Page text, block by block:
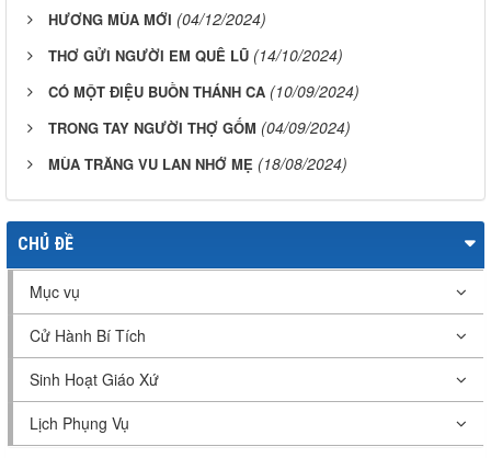
HƯƠNG MÙA MỚI (04/12/2024)
THƠ GỬI NGƯỜI EM QUÊ LŨ (14/10/2024)
​​​​​​​CÓ MỘT ĐIỆU BUỒN THÁNH CA (10/09/2024)
​​​​​​​TRONG TAY NGƯỜI THỢ GỐM (04/09/2024)
MÙA TRĂNG VU LAN NHỚ MẸ (18/08/2024)
CHỦ ĐỀ
Mục vụ
Cử Hành Bí Tích
Sinh Hoạt Giáo Xứ
Lịch Phụng Vụ